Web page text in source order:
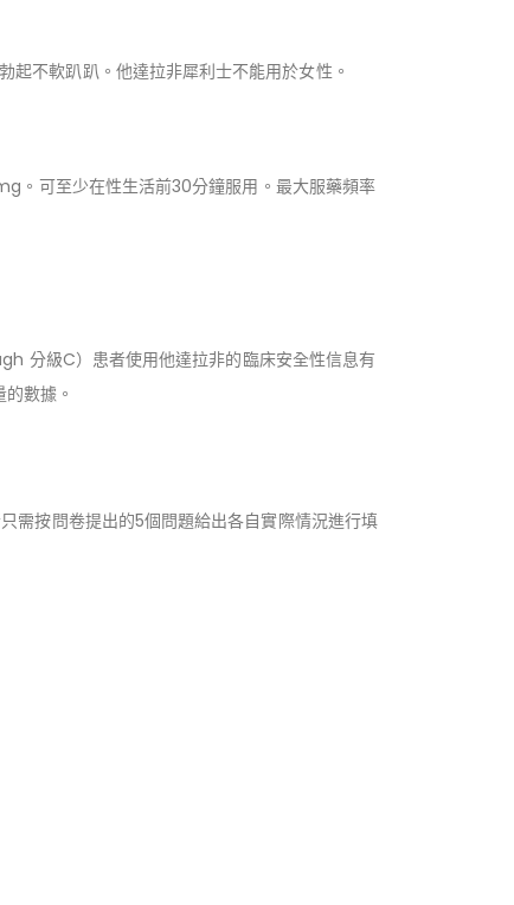
起不軟趴趴。他達拉非犀利士不能用於女性。
。可至少在性生活前30分鐘服用。最大服藥頻率
分級C）患者使用他達拉非的臨床安全性信息有
數據。
需按問卷提出的5個問題給出各自實際情況進行填